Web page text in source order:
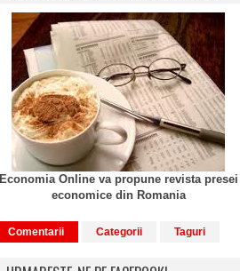
Economia Online va propune revista presei
economice din Romania
Comentarii Categorii Taguri